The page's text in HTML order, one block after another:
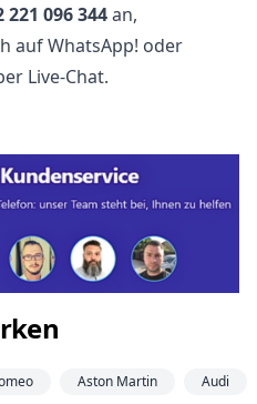
221 096 344an,
auf WhatsApp! oder
Live-Chat.
Aston Martin
Audi